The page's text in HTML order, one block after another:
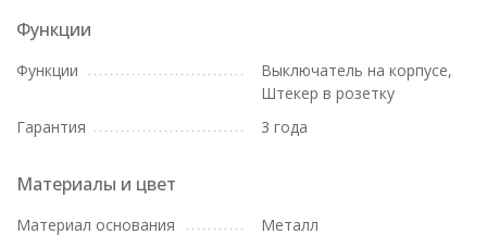
Функции
Функции
Выключатель на корпусе,
Штекер в розетку
Гарантия
3 года
Материалы и цвет
Материал основания
Металл